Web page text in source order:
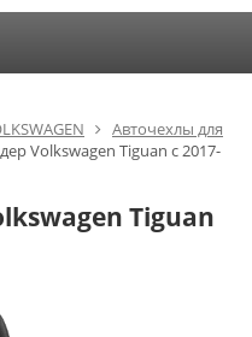
Авточехлы для
Volkswagen Tiguan с 2017-
Tiguan